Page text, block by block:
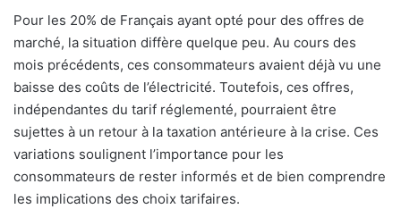
Pour les 20% de Français ayant opté pour des offres de
marché, la situation diffère quelque peu. Au cours des
mois précédents, ces consommateurs avaient déjà vu une
baisse des coûts de l’électricité. Toutefois, ces offres,
indépendantes du tarif réglementé, pourraient être
sujettes à un retour à la taxation antérieure à la crise. Ces
variations soulignent l’importance pour les
consommateurs de rester informés et de bien comprendre
les implications des choix tarifaires.